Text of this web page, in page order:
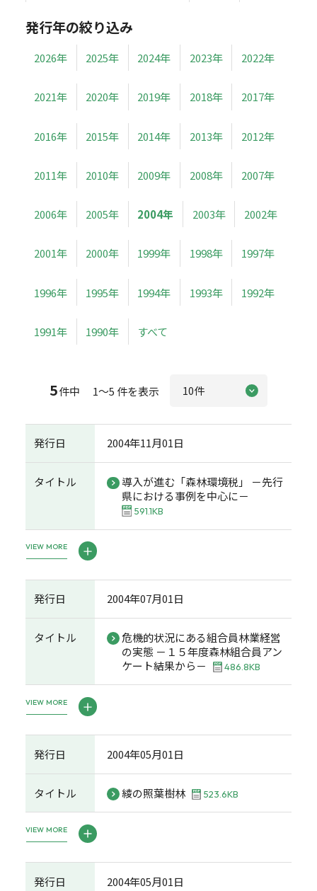
発行年の絞り込み
2026年 2025年 2024年 2023年 2022年
2021年 2020年 2019年 2018年 2017年
2016年 2015年 2014年 2013年 2012年
2011年 2010年 2009年 2008年 2007年
2006年 2005年 2004年 2003年 2002年
2001年 2000年 1999年 1998年 1997年
1996年 1995年 1994年 1993年 1992年
1991年 1990年 すべて
5件中 1～5 件を表示
発行日 2004年11月01日
タイトル
導入が進む「森林環境税」 －先行
県における事例を中心に－
591.1KB
VIEW MORE
発行日 2004年07月01日
タイトル
危機的状況にある組合員林業経営
の実態 －１５年度森林組合員アン
ケート結果から－
486.8KB
VIEW MORE
発行日 2004年05月01日
タイトル 綾の照葉樹林 523.6KB
VIEW MORE
発行日 2004年05月01日